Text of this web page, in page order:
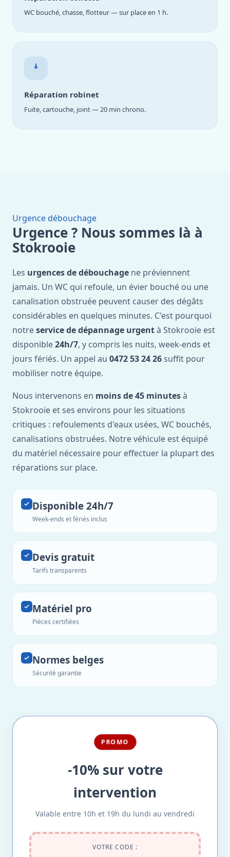
WC bouché, chasse, flotteur — sur place en 1 h.
Réparation robinet
Fuite, cartouche, joint — 20 min chrono.
Urgence débouchage
Urgence ? Nous sommes là à
Stokrooie
Les urgences de débouchage ne préviennent
jamais. Un WC qui refoule, un évier bouché ou une
canalisation obstruée peuvent causer des dégâts
considérables en quelques minutes. C'est pourquoi
notreservice de dépannage urgentà Stokrooie est
disponible24h/7, y compris les nuits, week-ends et
jours fériés. Un appel au 0472 53 24 26 suffit pour
mobiliser notre équipe.
Nous intervenons en moins de 45 minutesà
Stokrooie et ses environs pour les situations
critiques : refoulements d'eaux usées, WC bouchés,
canalisations obstruées. Notre véhicule est équipé
du matériel nécessaire pour effectuer la plupart des
réparations sur place.
Disponible 24h/7
Week-ends et fériés inclus
Devis gratuit
Tarifs transparents
Matériel pro
Pièces certifiées
Normes belges
Sécurité garantie
PROMO
-10% sur votre
intervention
Valable entre 10h et 19h du lundi au vendredi
VOTRE CODE :